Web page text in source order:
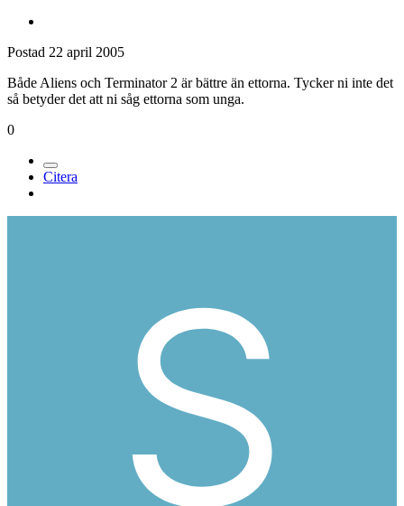
Postad 22 april 2005
Både Aliens och Terminator 2 är bättre än ettorna. Tycker ni inte det
så betyder det att ni såg ettorna som unga.
0
Citera